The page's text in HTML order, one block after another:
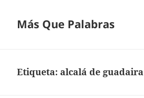
Más Que Palabras
Etiqueta: alcalá de guadaira